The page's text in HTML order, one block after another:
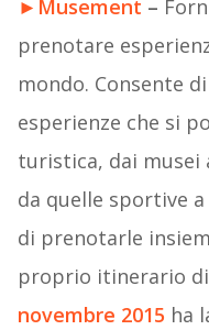
► Musement –
prenotare
mondo. Consente
esperienze che si
turistica, dai musei
da quelle sportive
di prenotarle
proprio itinerario
novembre 2015 ha